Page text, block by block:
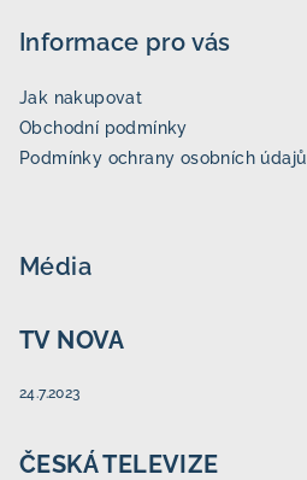
Informace pro vás
Jak nakupovat
Obchodní podmínky
Podmínky ochrany osobních údajů
Média
TV NOVA
24.7.2023
ČESKÁ TELEVIZE